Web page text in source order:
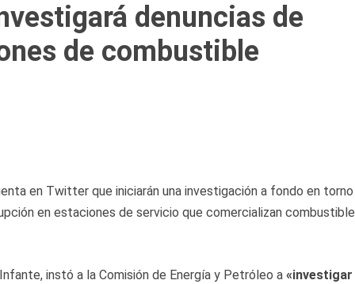
denuncias de
de combustible
en Twitter que iniciarán una investigación a fondo en torno
en estaciones de servicio que comercializan combustible
instó a la Comisión de Energía y Petróleo a «investigar